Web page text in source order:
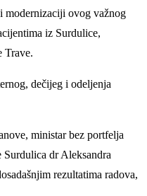
modernizaciji ovog važnog
iz Surdulice,
Trave.
dečijeg i odeljenja
ministar bez portfelja
dr Aleksandra
rezultatima radova,